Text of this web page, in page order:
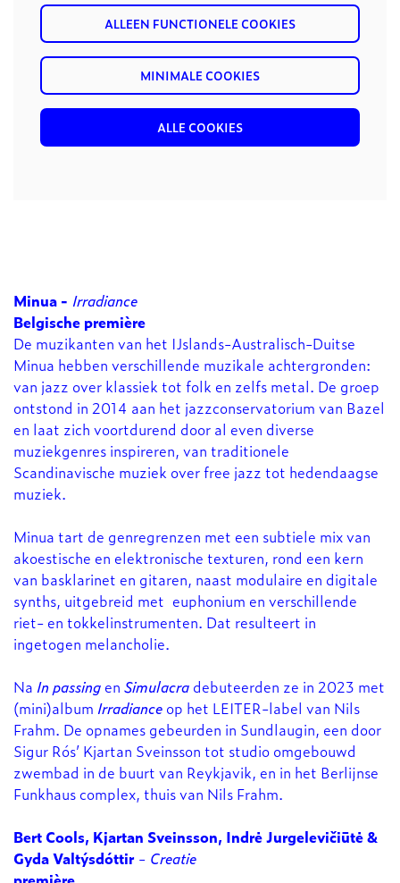
ALLEEN FUNCTIONELE COOKIES
MINIMALE COOKIES
ALLE COOKIES
Minua - Irradiance
Belgische première
De muzikanten van het IJslands-Australisch-Duitse
Minua hebben verschillende muzikale achtergronden:
van jazz over klassiek tot folk en zelfs metal. De groep
ontstond in 2014 aan het jazzconservatorium van Bazel
en laat zich voortdurend door al even diverse
muziekgenres inspireren, van traditionele
Scandinavische muziek over free jazz tot hedendaagse
muziek.
Minua tart de genregrenzen met een subtiele mix van
akoestische en elektronische texturen, rond een kern
van basklarinet en gitaren, naast modulaire en digitale
synths, uitgebreid met euphonium en verschillende
riet- en tokkelinstrumenten. Dat resulteert in
ingetogen melancholie.
Na In passing en Simulacra debuteerden ze in 2023 met
(mini)album Irradiance op het LEITER-label van Nils
Frahm. De opnames gebeurden in Sundlaugin, een door
Sigur Rós’ Kjartan Sveinsson tot studio omgebouwd
zwembad in de buurt van Reykjavik, en in het Berlijnse
Funkhaus complex, thuis van Nils Frahm.
Bert Cools, Kjartan Sveinsson, Indrė Jurgelevičiūtė &
Gyda Valtýsdóttir- Creatie